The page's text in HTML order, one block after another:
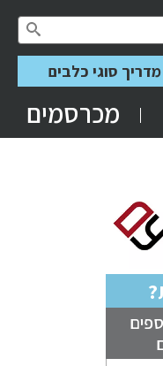
מדריך סוגי כלבים
מכרסמים